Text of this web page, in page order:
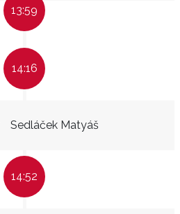
13:59
14:16
Sedláček Matyáš
14:52